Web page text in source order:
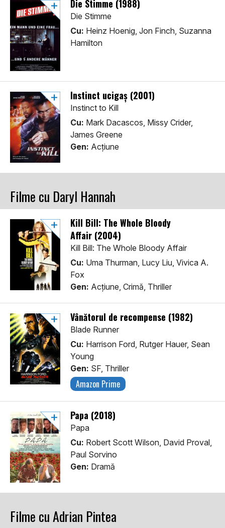
Die Stimme (1988)
Die Stimme
Cu: Heinz Hoenig, Jon Finch, Suzanna
Hamilton
Instinct ucigaș (2001)
Instinct to Kill
Cu: Mark Dacascos, Missy Crider,
James Greene
Gen: Acţiune
Filme cu Daryl Hannah
Kill Bill: The Whole Bloody
Affair (2004)
Kill Bill: The Whole Bloody Affair
Cu: Uma Thurman, Lucy Liu, Vivica A.
Fox
Gen: Acţiune, Crimă, Thriller
Vânătorul de recompense (1982)
Blade Runner
Cu: Harrison Ford, Rutger Hauer, Sean
Young
Gen: SF, Thriller
Amazon Prime
Papa (2018)
Papa
Cu: Robert Scott Wilson, David Proval,
Paul Sorvino
Gen: Dramă
Filme cu Adrian Pintea